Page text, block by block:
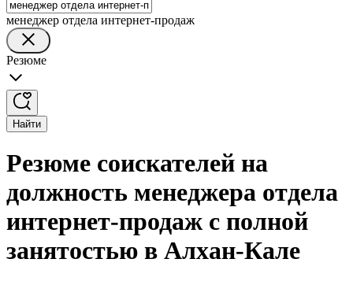
менеджер отдела интернет-продаж
Резюме
Найти
Резюме соискателей на
должность менеджера отдела
интернет-продаж с полной
занятостью в Алхан-Кале